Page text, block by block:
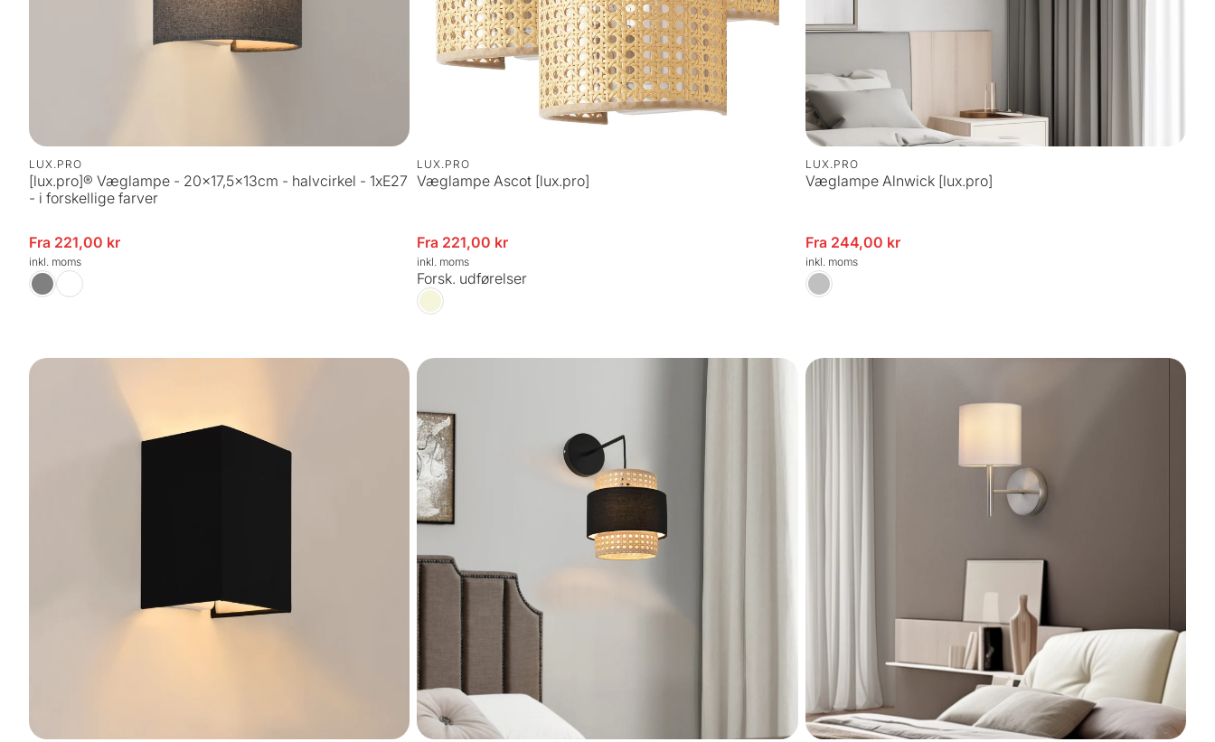
LUX.PRO
[lux.pro]® Væglampe - 20x17,5x13cm - halvcirkel - 1xE27
- i forskellige farver
Fra 221,00 kr
inkl. moms
LUX.PRO
Væglampe Ascot [lux.pro]
Udsalgspris
Fra 221,00 kr
inkl. moms
Forsk. udførelser
LUX.PRO
Væglampe Alnwick [lux.pro]
Udsalgspris
Fra 244,00 kr
inkl. moms